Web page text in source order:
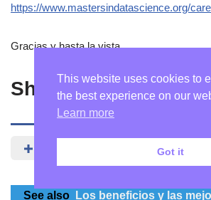
https://www.mastersindatascience.org/
Gracias y hasta la vista.
Share
See also Los beneficios y las
This website uses cookies to
the best experience on our
Learn more
Got it